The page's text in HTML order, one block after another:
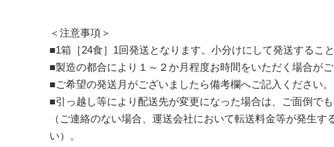
＜注意事項＞
■1箱［24食］1回発送となります。小分けにして発送すること
■製造の都合により１～２か月程度お時間をいただく場合がご
■ご希望の発送月がございましたら備考欄へご記入ください。
■引っ越し等により配送先が変更になった場合は、ご面倒で
（ご連絡のない場合、運送会社において転送料金等が発生す
い）。